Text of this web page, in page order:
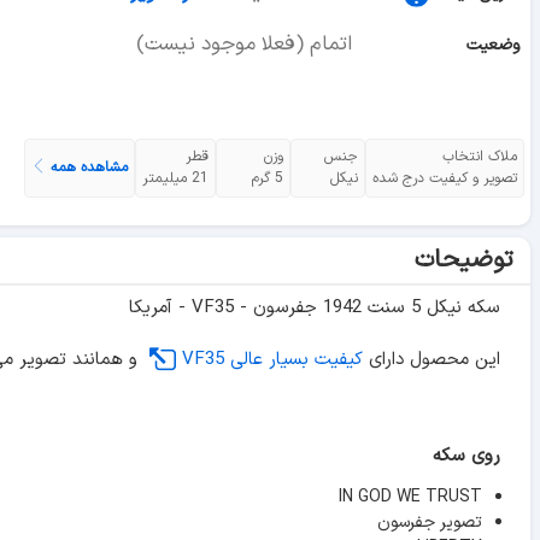
وضعیت اتمام (فعلا موجود نیست)
ملاک انتخاب
تصویر و کیفیت درج شده
جنس
نیکل
وزن
5 گرم
قطر
21 میلیمتر
مشاهده همه
توضیحات
سکه نیکل 5 سنت 1942 جفرسون - VF35 - آمریکا
این محصول دارای کیفیت بسیار عالی VF35 و همانند تصویر
روی سکه
IN GOD WE TRUST
تصویر جفرسون